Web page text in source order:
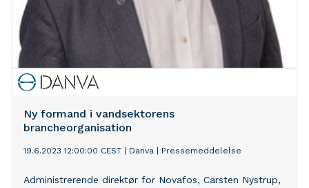
Ny formand i vandsektorens
brancheorganisation
19.6.2023 12:00:00 CEST Danva Pressemeddelelse
Administrerende direktør for Novafos, Carsten Nystrup,